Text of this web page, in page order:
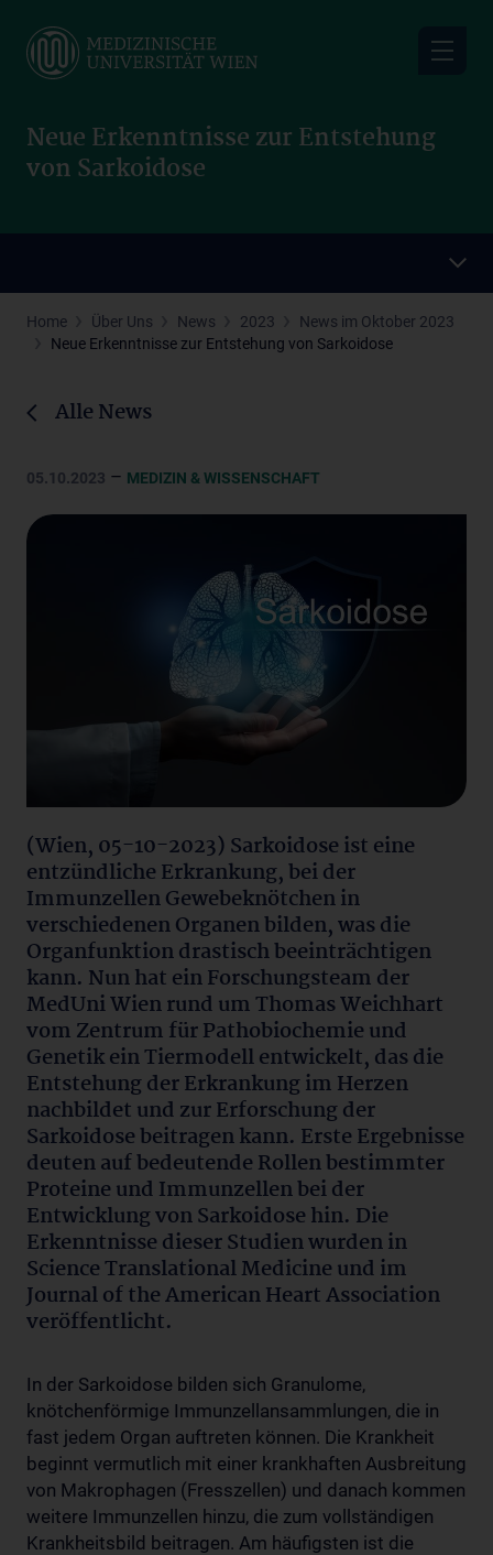
main
Neue Erkenntnisse zur Entstehung
von Sarkoidose
Home Über Uns News 2023
News im Oktober 2023
Neue Erkenntnisse zur Entstehung von Sarkoidose
Alle News
05.10.2023 – MEDIZIN & WISSENSCHAFT
(Wien, 05-10-2023) Sarkoidose ist eine
entzündliche Erkrankung, bei der
Immunzellen Gewebeknötchen in
verschiedenen Organen bilden, was die
Organfunktion drastisch beeinträchtigen
kann. Nun hat ein Forschungsteam der
MedUni Wien rund um Thomas Weichhart
vom Zentrum für Pathobiochemie und
Genetik ein Tiermodell entwickelt, das die
Entstehung der Erkrankung im Herzen
nachbildet und zur Erforschung der
Sarkoidose beitragen kann. Erste Ergebnisse
deuten auf bedeutende Rollen bestimmter
Proteine und Immunzellen bei der
Entwicklung von Sarkoidose hin. Die
Erkenntnisse dieser Studien wurden in
Science Translational Medicine und im
Journal of the American Heart Association
veröffentlicht.
In der Sarkoidose bilden sich Granulome,
knötchenförmige Immunzellansammlungen, die in
fast jedem Organ auftreten können. Die Krankheit
beginnt vermutlich mit einer krankhaften Ausbreitung
von Makrophagen (Fresszellen) und danach kommen
weitere Immunzellen hinzu, die zum vollständigen
Krankheitsbild beitragen. Am häufigsten ist die